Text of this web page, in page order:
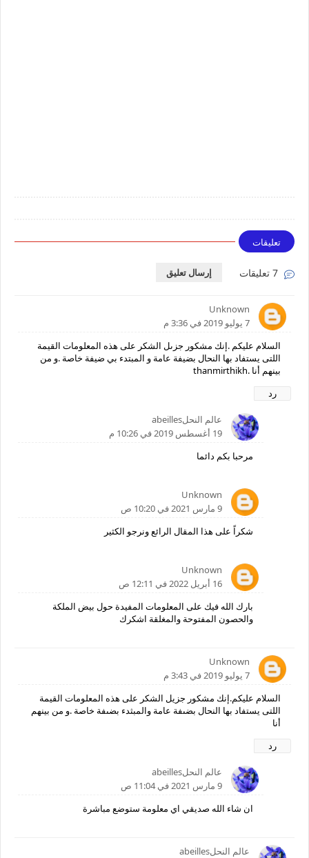
تعليقات
إرسال تعليق
Unknown
7 يوليو 2019 في 3:36 م
السلام عليكم .إنك مشكور جزىل الشكر على هذه المعلومات القيمة
اللتى يستفاد بها النحال بضيفة عامة و المبتدء بي ضيفة خاصة .و من
بينهم أنا .thanmirthikh
رد
عالم النحلabeilles
19 أغسطس 2019 في 10:26 م
مرحبا بكم دائما
Unknown
9 مارس 2021 في 10:20 ص
شكراً على هذا المقال الرائع ونرجو الكثير
Unknown
16 أبريل 2022 في 12:11 ص
بارك الله فيك على المعلومات المفيدة حول بيض الملكة
والحصون المفتوحة والمغلقة اشكرك
Unknown
7 يوليو 2019 في 3:43 م
السلام عليكم.إنك مشكور جزيل الشكر على هذه المعلومات القيمة
اللتى يستفاد بها النحال بضىفة عامة والمبثدء بضىفة خاصة .و من بينهم
أنا
رد
عالم النحلabeilles
9 مارس 2021 في 11:04 ص
ان شاء الله صديقي اي معلومة ستوضع مباشرة
عالم النحلabeilles